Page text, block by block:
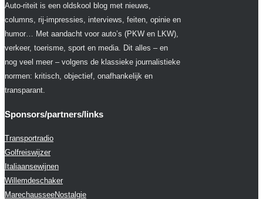
Auto-riteit is een oldskool blog met nieuws,
columns, rij-impressies, interviews, feiten, opinie en
humor… Met aandacht voor auto’s (PKW en LKW),
verkeer, toerisme, sport en media. Dit alles – en
nog veel meer – volgens de klassieke journalistieke
normen: kritisch, objectief, onafhankelijk en
transparant.
Sponsors/partners/links
Transportradio
Golfreiswijzer
Italiaansewijnen
Willemdeschaker
MarechausseeNostalgie